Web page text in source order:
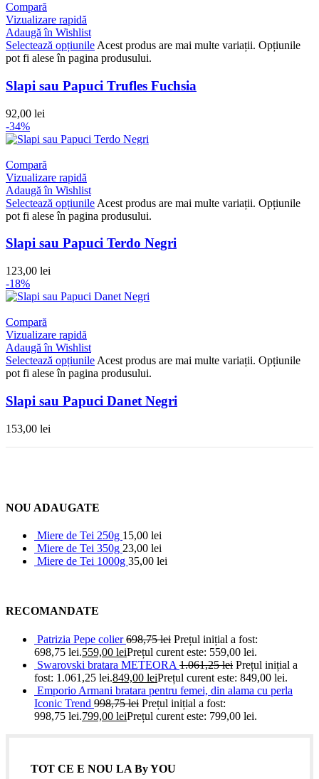
Compară
Vizualizare rapidă
Adaugă în Wishlist
Selectează opțiunile Acest produs are mai multe variații. Opțiunile
pot fi alese în pagina produsului.
Slapi sau Papuci Trufles Fuchsia
92,00 lei
-34%
Compară
Vizualizare rapidă
Adaugă în Wishlist
Selectează opțiunile Acest produs are mai multe variații. Opțiunile
pot fi alese în pagina produsului.
Slapi sau Papuci Terdo Negri
123,00 lei
-18%
Compară
Vizualizare rapidă
Adaugă în Wishlist
Selectează opțiunile Acest produs are mai multe variații. Opțiunile
pot fi alese în pagina produsului.
Slapi sau Papuci Danet Negri
153,00 lei
NOU ADAUGATE
Miere de Tei 250g 15,00 lei
Miere de Tei 350g 23,00 lei
Miere de Tei 1000g 35,00 lei
RECOMANDATE
Patrizia Pepe colier698,75lei Prețul inițial a fost:
698,75 lei.559,00 leiPrețul curent este: 559,00 lei.
Swarovski bratara METEORA 1.061,25lei Prețul inițial a
fost: 1.061,25 lei.849,00 leiPrețul curent este: 849,00 lei.
Emporio Armani bratara pentru femei, din alama cu perla
Iconic Trend 998,75lei Prețul inițial a fost:
998,75 lei.799,00 leiPrețul curent este: 799,00 lei.
TOT CE E NOU LA By YOU